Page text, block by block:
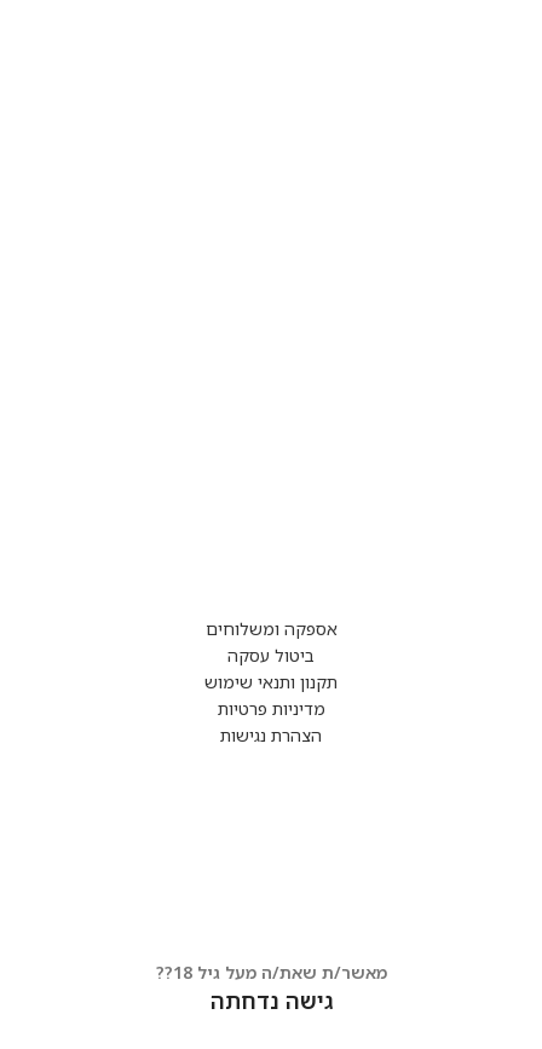
אספקה ומשלוחים
ביטול עסקה
תקנון ותנאי שימוש
מדיניות פרטיות
הצהרת נגישות
מאשר/ת שאת/ה מעל גיל 18??
גישה נדחתה